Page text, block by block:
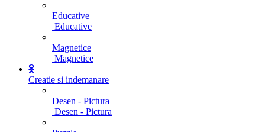
Educative
Educative
Magnetice
Magnetice
Creatie si indemanare
Desen - Pictura
Desen - Pictura